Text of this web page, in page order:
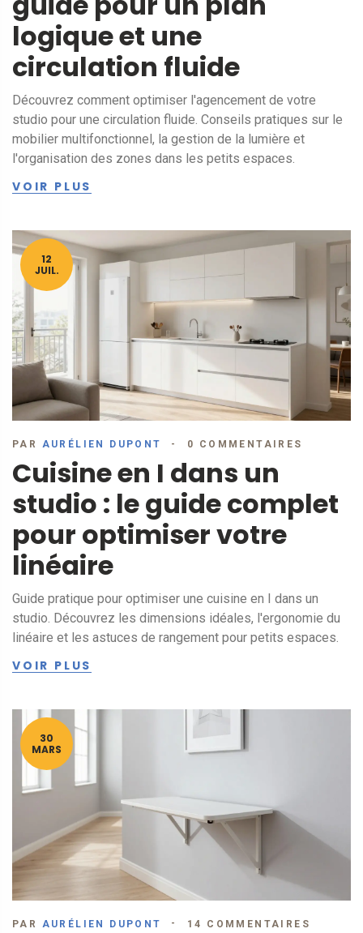
logique et une
circulation fluide
Découvrez comment optimiser l'agencement de votre
studio pour une circulation fluide. Conseils pratiques sur le
mobilier multifonctionnel, la gestion de la lumière et
l'organisation des zones dans les petits espaces.
VOIR PLUS
12
JUIL.
PAR AURÉLIEN DUPONT 0 COMMENTAIRES
Cuisine en I dans un
studio : le guide complet
pour optimiser votre
linéaire
Guide pratique pour optimiser une cuisine en I dans un
studio. Découvrez les dimensions idéales, l'ergonomie du
linéaire et les astuces de rangement pour petits espaces.
VOIR PLUS
30
MARS
PAR AURÉLIEN DUPONT 14 COMMENTAIRES